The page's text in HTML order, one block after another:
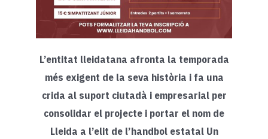
L’entitat lleidatana afronta la temporada
més exigent de la seva història i fa una
crida al suport ciutadà i empresarial per
consolidar el projecte i portar el nom de
Lleida a l’elit de l’handbol estatal Un